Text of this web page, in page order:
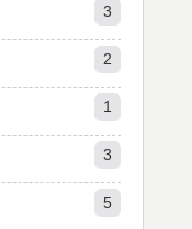
3
2
1
3
5